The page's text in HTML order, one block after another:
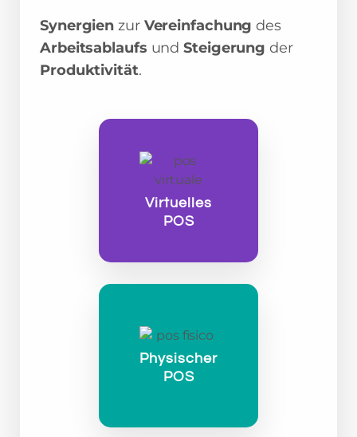
Virtuelles
POS
Physischer
POS
Synergien zur Vereinfachungdes
Arbeitsablaufs undSteigerungder
Produktivität.